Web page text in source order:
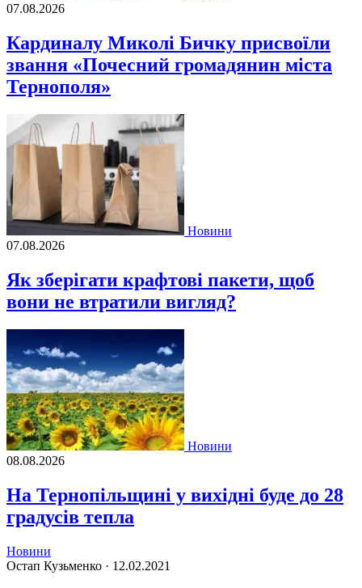
07.08.2026
Кардиналу Миколі Бичку присвоїли
звання «Почесний громадянин міста
Тернополя»
Новини
07.08.2026
Як зберігати крафтові пакети, щоб
вони не втратили вигляд?
Новини
08.08.2026
На Тернопільщині у вихідні буде до 28
градусів тепла
Новини
Остап Кузьменко · 12.02.2021